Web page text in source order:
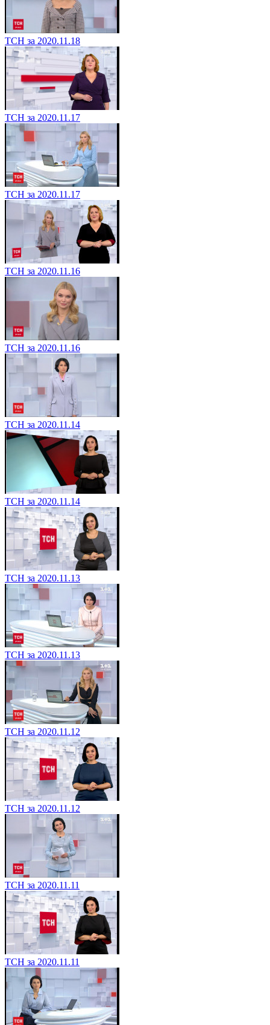
ТСН за 2020.11.18
ТСН за 2020.11.17
ТСН за 2020.11.17
ТСН за 2020.11.16
ТСН за 2020.11.16
ТСН за 2020.11.14
ТСН за 2020.11.14
ТСН за 2020.11.13
ТСН за 2020.11.13
ТСН за 2020.11.12
ТСН за 2020.11.12
ТСН за 2020.11.11
ТСН за 2020.11.11